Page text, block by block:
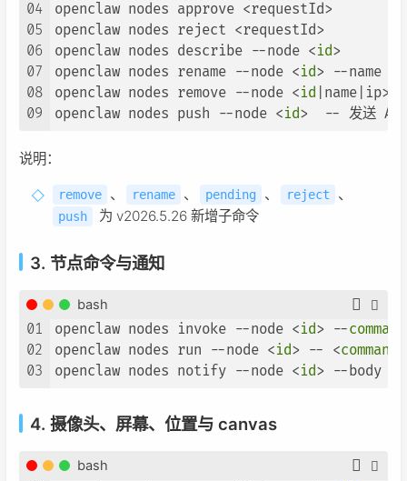
04
05
06
07
08
09
openclaw nodes approve <requestId>
openclaw nodes reject <requestId>
openclaw nodes describe --node <id>
openclaw nodes rename --node <id> --name
openclaw nodes remove --node <id |name|ip>
openclaw nodes push --node <id
说明：
remove 、 rename 、 pending 、 reject 、
push 为 v2026.5.26 新增子命令
3. 节点命令与通知
bash
01
02
03
openclaw nodes invoke --node <id> --command
openclaw nodes run --node <id> -- <command
openclaw nodes notify --node <id> --body
4. 摄像头、屏幕、位置与 canvas
bash